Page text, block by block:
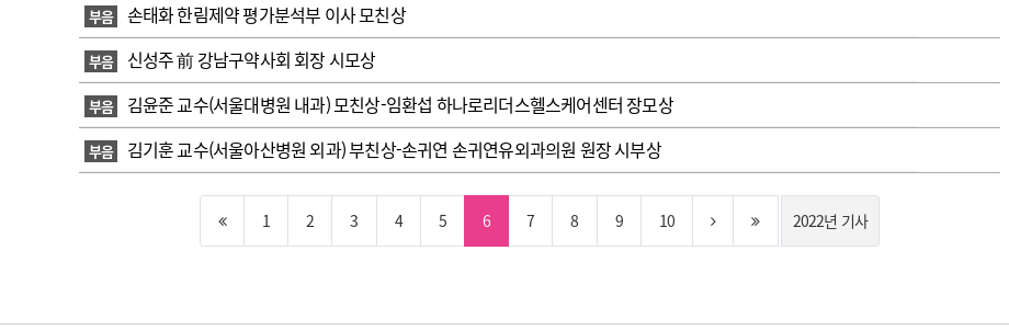
부음 손태화 한림제약 평가분석부 이사 모친상
부음 신성주 前 강남구약사회 회장 시모상
부음 김윤준 교수(서울대병원 내과) 모친상-임환섭 하나로리더스헬스케어센터 장모상
부음 김기훈 교수(서울아산병원 외과) 부친상-손귀연 손귀연유외과의원 원장 시부상
1 2 3 4 5 6 7 8 9 10 2022년 기사